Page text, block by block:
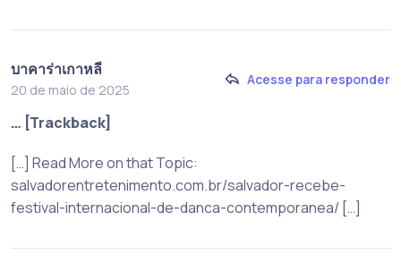
บาคาร่าเกาหลี
20 de maio de 2025
Acesse para responder
… [Trackback]
[…] Read More on that Topic:
salvadorentretenimento.com.br/salvador-recebe-
festival-internacional-de-danca-contemporanea/ […]